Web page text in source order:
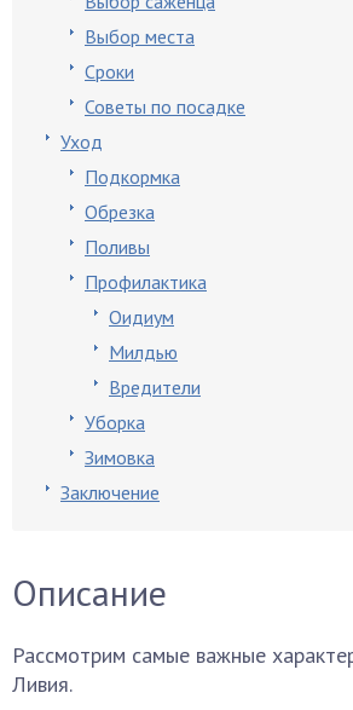
Выбор места
Сроки
Советы по посадке
Уход
Подкормка
Обрезка
Поливы
Профилактика
Оидиум
Милдью
Вредители
Уборка
Зимовка
Заключение
Описание
Рассмотрим самые важные
Ливия.